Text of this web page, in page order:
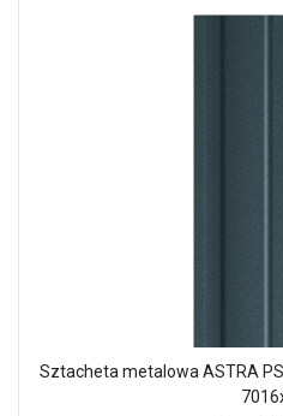
Sztacheta metalowa ASTRA